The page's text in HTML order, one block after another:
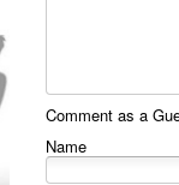
Comment as a
Name